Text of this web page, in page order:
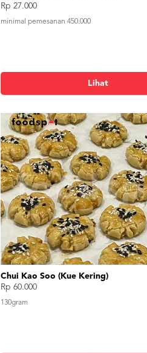
Rp 27.000
minimal pemesanan 450.000
Lihat
Chui Kao Soo (Kue Kering)
Rp 60.000
130gram